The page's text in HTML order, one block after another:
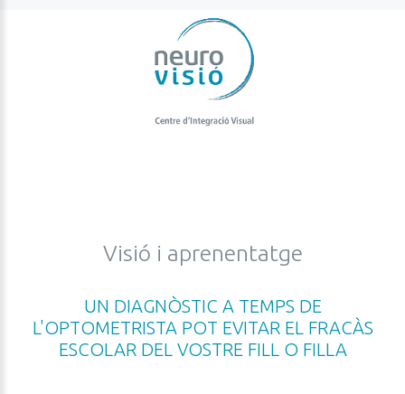
Visió i aprenentatge
UN DIAGNÒSTIC A TEMPS DE
L'OPTOMETRISTA POT EVITAR EL FRACÀS
ESCOLAR DEL VOSTRE FILL O FILLA